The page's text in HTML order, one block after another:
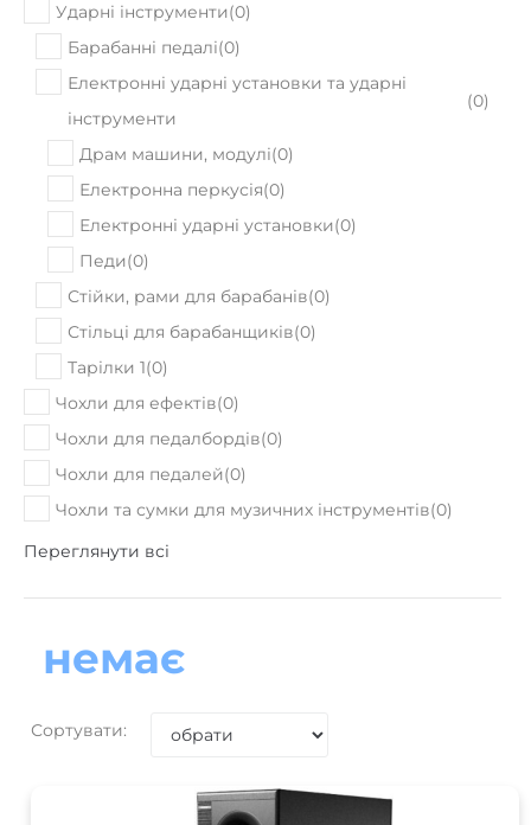
Ударні інструменти(0)
Барабанні педалі(0)
Електронні ударні установки та ударні
інструменти
(0)
Драм машини, модулі(0)
Електронна перкусія(0)
Електронні ударні установки(0)
Педи(0)
Стійки, рами для барабанів(0)
Стільці для барабанщиків(0)
Тарілки 1(0)
Чохли для ефектів(0)
Чохли для педалбордів(0)
Чохли для педалей(0)
Чохли та сумки для музичних інструментів(0)
Переглянути всі
немає
Сортувати: